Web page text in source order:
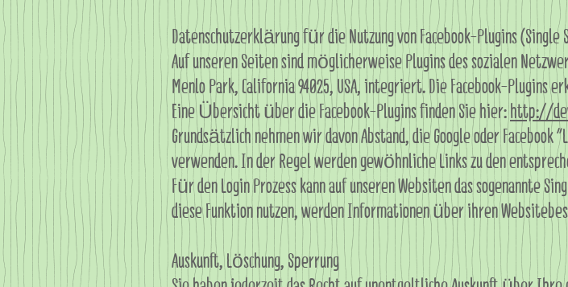
Datenschutzerklärung für die Nutzung von Facebook-Plugins (Single
Auf unseren Seiten sind möglicherweise Plugins des sozialen
Menlo Park, California 94025, USA, integriert. Die Facebook-Plugins
Eine Übersicht über die Facebook-Plugins finden Sie hier:http://
Grundsätzlich nehmen wir davon Abstand, die Google oder Facebook
verwenden. In der Regel werden gewöhnliche Links zu den
Für den Login Prozess kann auf unseren Websiten das sogenannte
diese Funktion nutzen, werden Informationen über ihren
Auskunft, Löschung, Sperrung